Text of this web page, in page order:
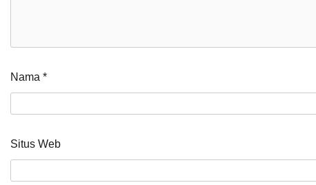
Nama *
Situs Web